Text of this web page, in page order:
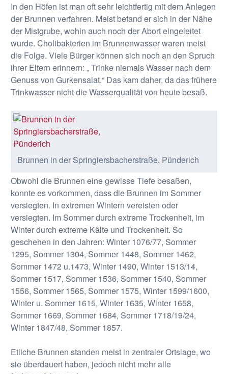
In den Höfen ist man oft sehr leichtfertig mit dem Anlegen
der Brunnen verfahren. Meist befand er sich in der Nähe
der Mistgrube, wohin auch noch der Abort eingeleitet
wurde. Cholibakterien im Brunnenwasser waren meist
die Folge. Viele Bürger können sich noch an den Spruch
ihrer Eltern erinnern: „ Trinke niemals Wasser nach dem
Genuss von Gurkensalat.“ Das kam daher, da das frühere
Trinkwasser nicht die Wasserqualität von heute besaß.
Brunnen in der Springiersbacherstraße, Pünderich
Obwohl die Brunnen eine gewisse Tiefe besaßen,
konnte es vorkommen, dass die Brunnen im Sommer
versiegten. In extremen Wintern vereisten oder
versiegten. Im Sommer durch extreme Trockenheit, im
Winter durch extreme Kälte und Trockenheit. So
geschehen in den Jahren: Winter 1076/77, Sommer
1295, Sommer 1304, Sommer 1448, Sommer 1462,
Sommer 1472 u.1473, Winter 1490, Winter 1513/14,
Sommer 1517, Sommer 1536, Sommer 1540, Sommer
1556, Sommer 1565, Sommer 1575, Winter 1599/1600,
Winter u. Sommer 1615, Winter 1635, Winter 1658,
Sommer 1669, Sommer 1684, Sommer 1718/19/24,
Winter 1847/48, Sommer 1857.
Etliche Brunnen standen meist in zentraler Ortslage, wo
sie überdauert haben, jedoch nicht mehr alle